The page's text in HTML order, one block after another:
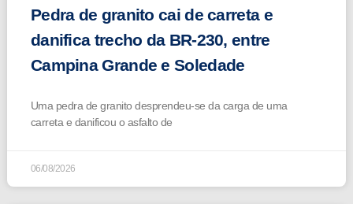
Pedra de granito cai de carreta e
danifica trecho da BR-230, entre
Campina Grande e Soledade
Uma pedra de granito desprendeu-se da carga de uma
carreta e danificou o asfalto de
06/08/2026